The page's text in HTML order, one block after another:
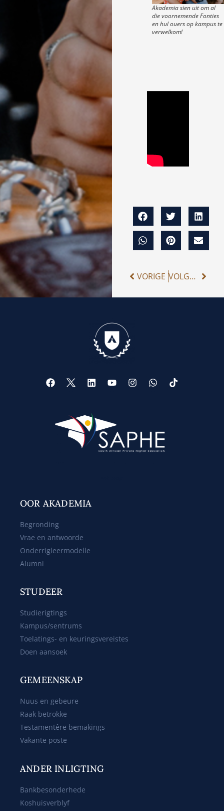
Akademia sien uit om al
die voornemende Fonties
en hul ouers op kampus te
verwelkom!
VORIGE VOLGENDE
OOR AKADEMIA
Begronding
Vrae en antwoorde
Onderrigleermodelle
Alumni
STUDEER
Studierigtings
Kampus/sentrums
Toelatings- en keuringsvereistes
Doen aansoek
GEMEENSKAP
Nuus en gebeure
Raak betrokke
Testamentêre bemakings
Vakante poste
ANDER INLIGTING
Bankbesonderhede
Koshuisverblyf